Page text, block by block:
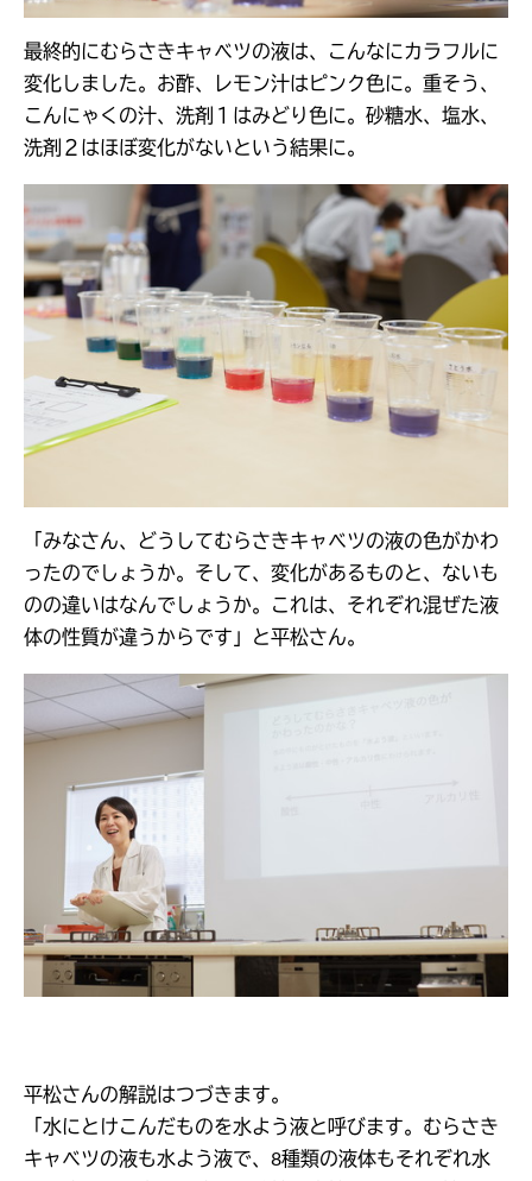
最終的にむらさきキャベツの液は、こんなにカラフルに
変化しました。お酢、レモン汁はピンク色に。重そう、
こんにゃくの汁、洗剤１はみどり色に。砂糖水、塩水、
洗剤２はほぼ変化がないという結果に。
「みなさん、どうしてむらさきキャベツの液の色がかわ
ったのでしょうか。そして、変化があるものと、ないも
のの違いはなんでしょうか。これは、それぞれ混ぜた液
体の性質が違うからです」と平松さん。
平松さんの解説はつづきます。
「水にとけこんだものを水よう液と呼びます。むらさき
キャベツの液も水よう液で、8種類の液体もそれぞれ水